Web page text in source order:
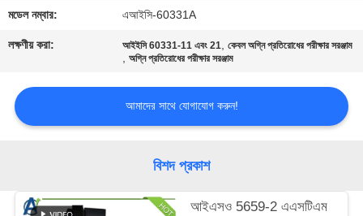
খবর
মামলা
আবেদন
মডেল নম্বার: এআইসি-60331A
লক্ষণীয় করা: আইইসি 60331-11 এবং 21,কেবল অগ্নি প্রতিরোধের পরীক্ষার সরঞ্জাম
,অগ্নি প্রতিরোধের পরীক্ষার সরঞ্জাম
আমাদের সাথে যোগাযোগ করুন!
বিশদ প্রকাশ
আইএসও 5659-2 এএসটিএম